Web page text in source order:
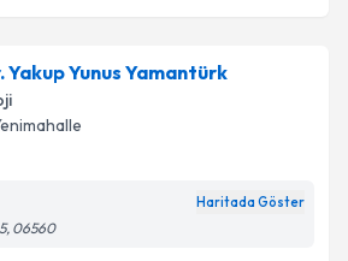
Yakup Yunus Yamantürk
Haritada Göster
06560